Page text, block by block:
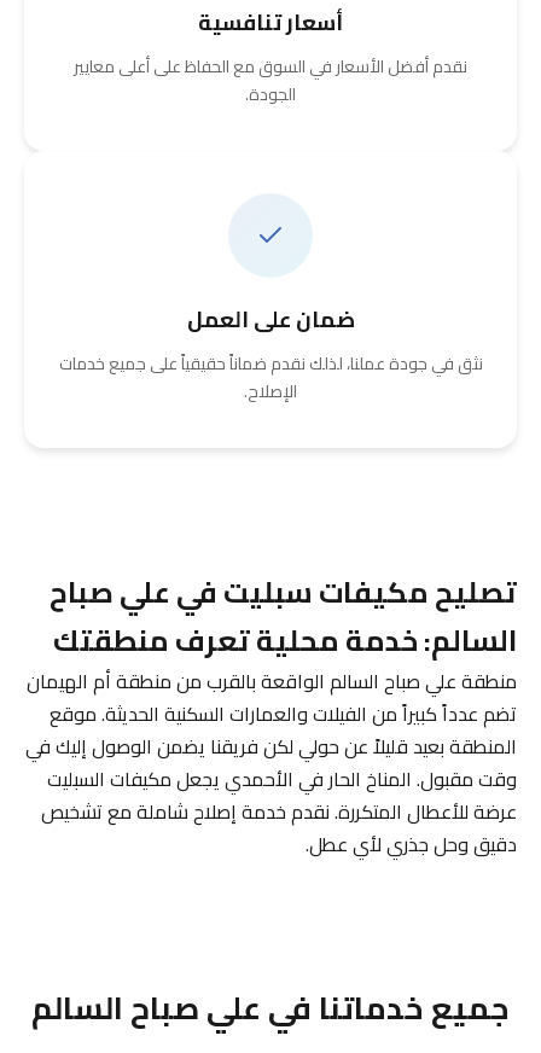
أسعار تنافسية
نقدم أفضل الأسعار في السوق مع الحفاظ على أعلى معايير
الجودة.
ضمان على العمل
نثق في جودة عملنا، لذلك نقدم ضماناً حقيقياً على جميع خدمات
الإصلاح.
تصليح مكيفات سبليت في علي صباح
السالم: خدمة محلية تعرف منطقتك
منطقة علي صباح السالم الواقعة بالقرب من منطقة أم الهيمان
تضم عدداً كبيراً من الفيلات والعمارات السكنية الحديثة. موقع
المنطقة بعيد قليلاً عن حولي لكن فريقنا يضمن الوصول إليك في
وقت مقبول. المناخ الحار في الأحمدي يجعل مكيفات السبليت
عرضة للأعطال المتكررة. نقدم خدمة إصلاح شاملة مع تشخيص
دقيق وحل جذري لأي عطل.
جميع خدماتنا في علي صباح السالم